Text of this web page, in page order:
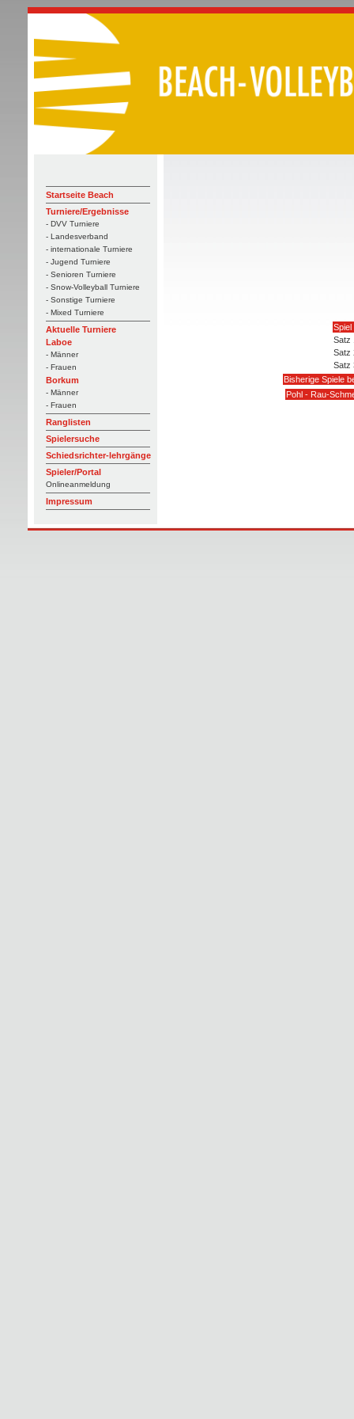
Startseite Beach
Turniere/Ergebnisse
- DVV Turniere
- Landesverband
- internationale Turniere
- Jugend Turniere
- Senioren Turniere
- Snow-Volleyball Turniere
- Sonstige Turniere
- Mixed Turniere
Aktuelle Turniere
Laboe
- Männer
- Frauen
Borkum
- Männer
- Frauen
Ranglisten
Spielersuche
Schiedsrichter-lehrgänge
Spieler/Portal
Onlineanmeldung
Impressum
Spiel
Satz
Satz
Satz
Bisherige Spiele
Pohl - Rau-